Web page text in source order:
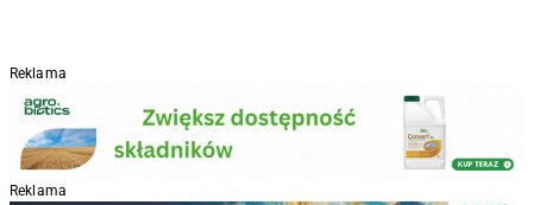
Reklama
Reklama